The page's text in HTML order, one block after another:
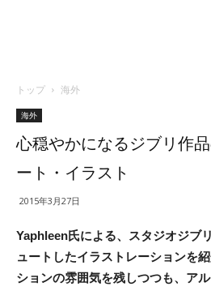
トップ 海外
海外
心穏やかになるジブリ作
ート・イラスト
2015年3月27日
Yaphleen氏による、スタジオジブ
ュートしたイラストレーションを
ションの雰囲気を残しつつも、ア